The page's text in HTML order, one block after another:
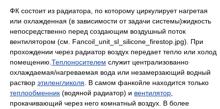
ФК состоит из радиатора, по которому циркулирует нагретая
или охлажденная (в зависимости от задачи системы)жидкость
непосредственно перед создающим воздушный поток
вентилятором (см. Fancoil_unit_sl_silicone_firestop.jpg). При
прохождении через радиатор воздух передает тепло или холод
помещению.Теплоносителем служит централизованно
охлаждаемая/нагреваемая вода или незамерзающий водный
раствор этиленгликоля. В самом фанкойле находится только
теплообменник (водяной радиатор) и вентилятор,
прокачивающий через него комнатный воздух. В более